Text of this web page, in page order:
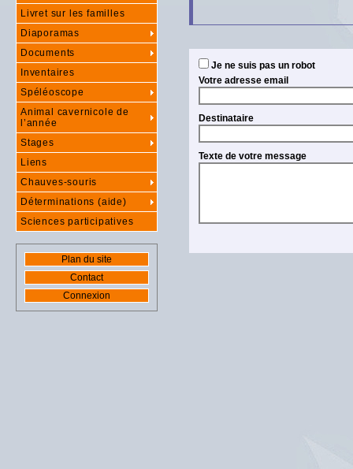
Je ne suis pas un robot
Votre adresse email
Destinataire
Texte de votre message
Livret sur les familles
Diaporamas
Documents
Inventaires
Spéléoscope
Animal cavernicole de
l’année
Stages
Liens
Chauves-souris
Déterminations (aide)
Sciences participatives
Plan du site
Contact
Connexion